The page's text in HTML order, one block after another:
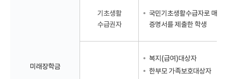
미래장학금
기초생활
수급권자
국민기초생활수급자로 매학
증명서를 제출한 학생
복지(급여)대상자
한부모 가족보호대상자